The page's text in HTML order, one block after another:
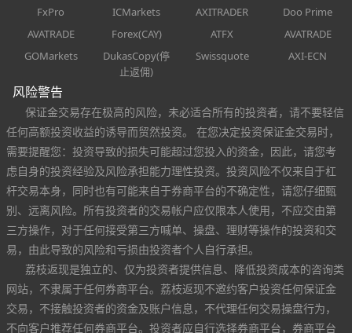
FxPro
ICMarkets AXITRADER
Doo Prime
AVATRADE
Forex(CAY) ATFX
AVATRADE
GOMarkets
DukasCopy(停
止返佣)
Swissquote AXI-ECN
风险警告
保证金交易存在极高的风险，未必适合所有的投资者，请不要轻信
任何高额投资收益的诱导而贸然投资。 在您决定投资保证金交易时，
需要提醒您：投资导致的损失可能超过您投入的资金，因此，请您考
虑自身的投资经验及风险承担能力理性投资。投资风险不仅来自于杠
杆交易本身，同时也有可能来自于券商平台的不确定性，请您仔细甄
别、远离风险。所有投资者的交易帐户应仅限本人使用，不应交由第
三方操作，对于任何接受第三方喊单、操盘、理财等操作的投资和交
易，由此导致的风险和亏损由投资者个人自行承担。
荔枝返现是独立的、仅为投资者提供信息、降低投资成本的咨询类
网站，不隶属于任何券商平台。荔枝返现不邀约客户投资任何保证金
交易，不接触投资者的资金及账户信息，不代理任何交易操盘行为，
不向客户推荐任何券商平台。投资者应自行选择券商平台，券商平台